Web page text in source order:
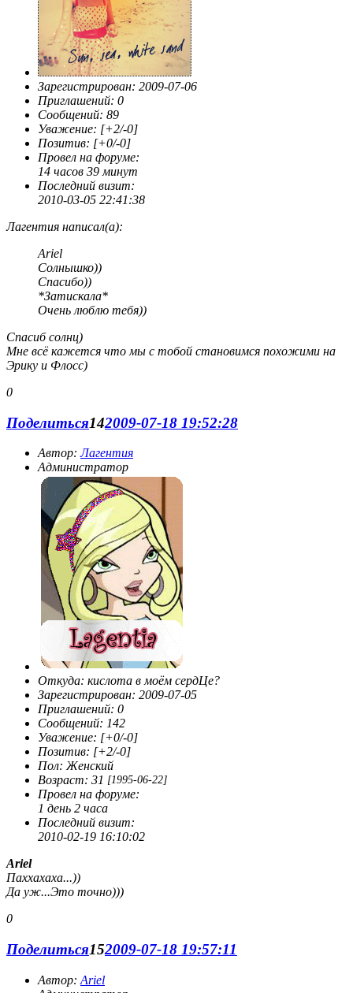
Зарегистрирован: 2009-07-06
Приглашений: 0
Сообщений: 89
Уважение: [+2/-0]
Позитив: [+0/-0]
Провел на форуме:
14 часов 39 минут
Последний визит:
2010-03-05 22:41:38
Лагентия написал(а):
Ariel
Солнышко))
Спасибо))
*Затискала*
Очень люблю тебя))
Спасиб солнц)
Мне всё кажется что мы с тобой становимся похожими на
Эрику и Флосс)
0
Поделиться142009-07-18 19:52:28
Автор:Лагентия
Администратор
Откуда: кислота в моём сердЦе?
Зарегистрирован: 2009-07-05
Приглашений: 0
Сообщений: 142
Уважение: [+0/-0]
Позитив: [+2/-0]
Пол: Женский
Возраст: 31 [1995-06-22]
Провел на форуме:
1 день 2 часа
Последний визит:
2010-02-19 16:10:02
Ariel
Паххахаха...))
Да уж...Это точно)))
0
Поделиться152009-07-18 19:57:11
Автор: Ariel